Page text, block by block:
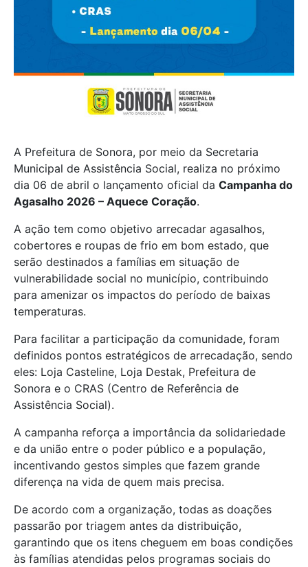
A Prefeitura de Sonora, por meio da Secretaria
Municipal de Assistência Social, realiza no próximo
dia 06 de abril o lançamento oficial da Campanha do
Agasalho 2026 – Aquece Coração.
A ação tem como objetivo arrecadar agasalhos,
cobertores e roupas de frio em bom estado, que
serão destinados a famílias em situação de
vulnerabilidade social no município, contribuindo
para amenizar os impactos do período de baixas
temperaturas.
Para facilitar a participação da comunidade, foram
definidos pontos estratégicos de arrecadação, sendo
eles: Loja Casteline, Loja Destak, Prefeitura de
Sonora e o CRAS (Centro de Referência de
Assistência Social).
A campanha reforça a importância da solidariedade
e da união entre o poder público e a população,
incentivando gestos simples que fazem grande
diferença na vida de quem mais precisa.
De acordo com a organização, todas as doações
passarão por triagem antes da distribuição,
garantindo que os itens cheguem em boas condições
às famílias atendidas pelos programas sociais do